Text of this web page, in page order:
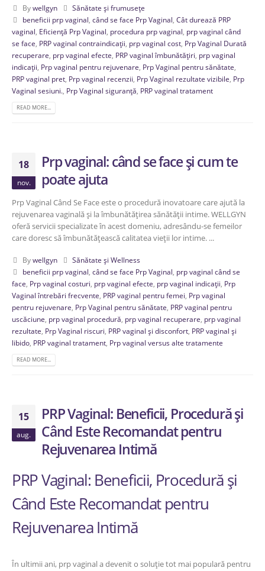
Bywellgyn
Sănătate și frumusețe
beneficii prp vaginal când se face Prp Vaginal Cât durează PRP
vaginal Eficiență Prp Vaginal procedura prp vaginal prp vaginal când
se face PRP vaginal contraindicații prp vaginal cost Prp Vaginal Durată
recuperare prp vaginal efecte PRP vaginal îmbunătățiri prp vaginal
indicații Prp vaginal pentru rejuvenare Prp Vaginal pentru sănătate
PRP vaginal pret Prp vaginal recenzii Prp Vaginal rezultate vizibile Prp
Vaginal sesiuni. Prp Vaginal siguranță PRP vaginal tratament
READ MORE...
18
nov.
Prp vaginal: când se face și cum te
poate ajuta
Prp Vaginal Când Se Face este o procedură inovatoare care ajută la
rejuvenarea vaginală și la îmbunătățirea sănătății intime. WELLGYN
oferă servicii specializate în acest domeniu, adresându-se femeilor
care doresc să îmbunătățească calitatea vieții lor intime. ...
Bywellgyn
Sănătate și Wellness
beneficii prp vaginal când se face Prp Vaginal prp vaginal când se
face Prp vaginal costuri prp vaginal efecte prp vaginal indicații Prp
Vaginal întrebări frecvente PRP vaginal pentru femei Prp vaginal
pentru rejuvenare Prp Vaginal pentru sănătate PRP vaginal pentru
uscăciune prp vaginal procedură prp vaginal recuperare prp vaginal
rezultate Prp Vaginal riscuri PRP vaginal și disconfort PRP vaginal și
libido PRP vaginal tratament Prp vaginal versus alte tratamente
READ MORE...
15
aug.
PRP Vaginal: Beneficii, Procedură și
Când Este Recomandat pentru
Rejuvenarea Intimă
PRP Vaginal: Beneficii, Procedură și
Când Este Recomandat pentru
Rejuvenarea Intimă
În ultimii ani, prp vaginal a devenit o soluție tot mai populară pentru